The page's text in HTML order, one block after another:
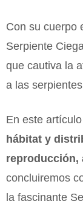
Con su cuerpo
Serpiente
que cautiva la
a las
En este
hábitat y
reproducción,
concluiremos
la fascinante